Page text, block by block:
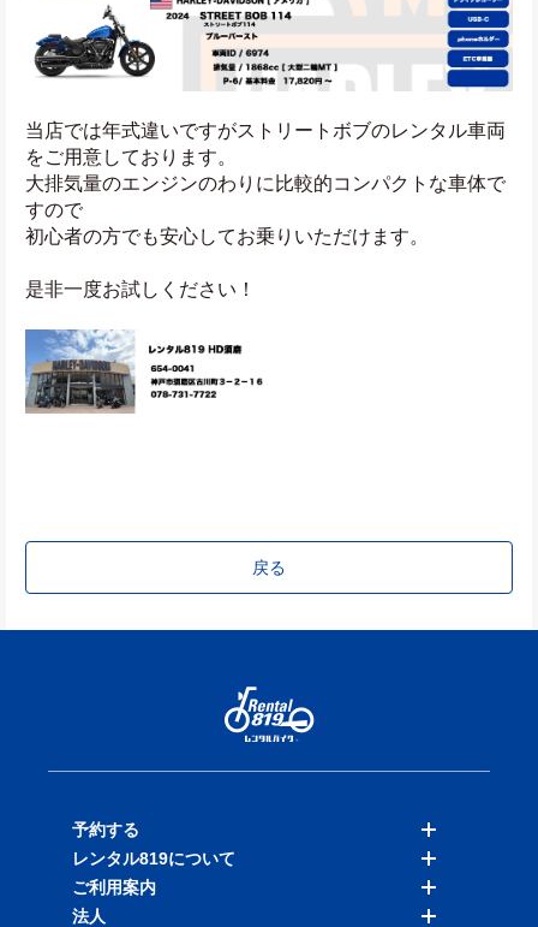
当店では年式違いですがストリートボブのレンタル車両
をご用意しております。
大排気量のエンジンのわりに比較的コンパクトな車体で
すので
初心者の方でも安心してお乗りいただけます。
是非一度お試しください！
戻る
予約する
バイクを探す
店舗を探す
レンタル819について
料金表
ご利用案内
法人